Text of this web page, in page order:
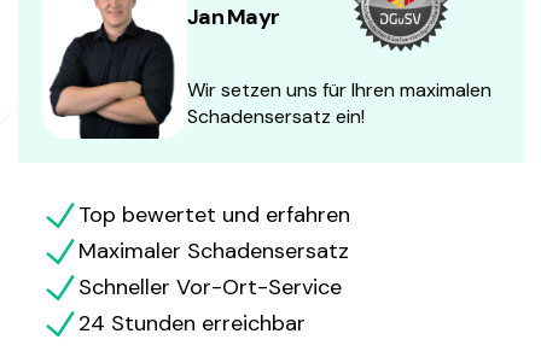
Jan Mayr
Wir setzen uns für Ihren maximalen
Schadensersatz ein!
Top bewertet und erfahren
Maximaler Schadensersatz
Schneller Vor-Ort-Service
24 Stunden erreichbar